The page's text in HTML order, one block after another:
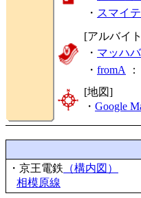
・ スマイ
[アルバイ
・ マッハ
・ fromA ：
[地図]
・ Google
・京王電鉄 （構内図）
相模原線